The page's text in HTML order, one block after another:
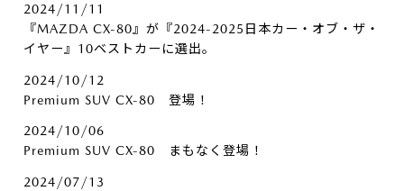
2024/11/11
『MAZDA CX-80』が『2024-2025日本カー・オブ・ザ・
イヤー』10ベストカーに選出。
2024/10/12
Premium SUV CX-80 登場！
2024/10/06
Premium SUV CX-80 まもなく登場！
2024/07/13